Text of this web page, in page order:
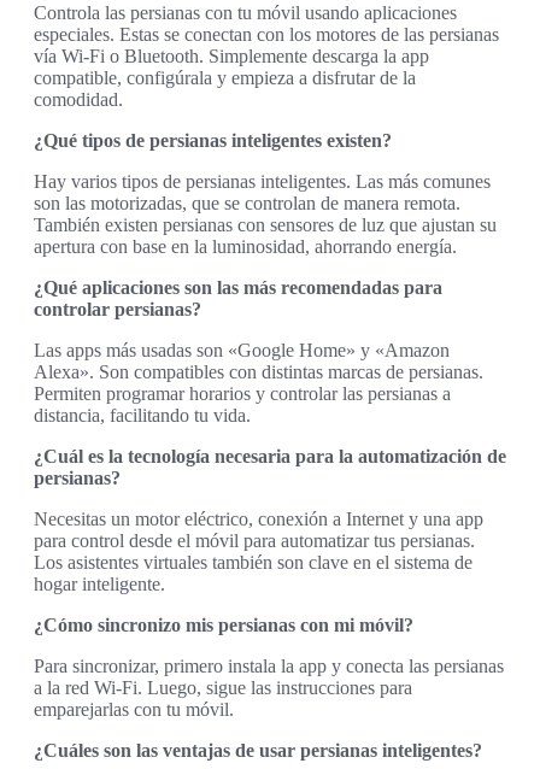
Controla las persianas con tu móvil usando aplicaciones
especiales. Estas se conectan con los motores de las persianas
vía Wi-Fi o Bluetooth. Simplemente descarga la app
compatible, configúrala y empieza a disfrutar de la
comodidad.
¿Qué tipos de persianas inteligentes existen?
Hay varios tipos de persianas inteligentes. Las más comunes
son las motorizadas, que se controlan de manera remota.
También existen persianas con sensores de luz que ajustan su
apertura con base en la luminosidad, ahorrando energía.
¿Qué aplicaciones son las más recomendadas para
controlar persianas?
Las apps más usadas son «Google Home» y «Amazon
Alexa». Son compatibles con distintas marcas de persianas.
Permiten programar horarios y controlar las persianas a
distancia, facilitando tu vida.
¿Cuál es la tecnología necesaria para la automatización de
persianas?
Necesitas un motor eléctrico, conexión a Internet y una app
para control desde el móvil para automatizar tus persianas.
Los asistentes virtuales también son clave en el sistema de
hogar inteligente.
¿Cómo sincronizo mis persianas con mi móvil?
Para sincronizar, primero instala la app y conecta las persianas
a la red Wi-Fi. Luego, sigue las instrucciones para
emparejarlas con tu móvil.
¿Cuáles son las ventajas de usar persianas inteligentes?